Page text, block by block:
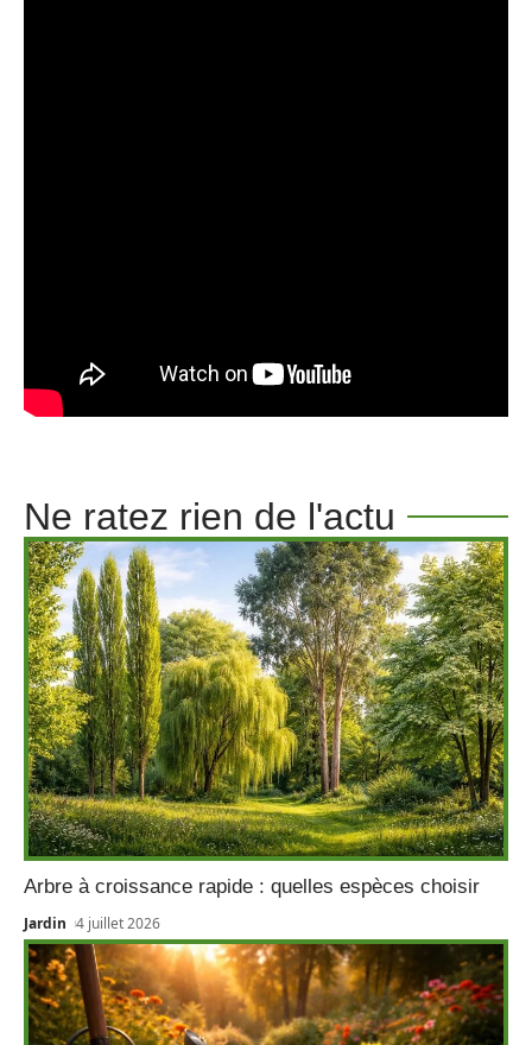
Ne ratez rien de l'actu
Arbre à croissance rapide : quelles espèces choisir
Jardin 4 juillet 2026